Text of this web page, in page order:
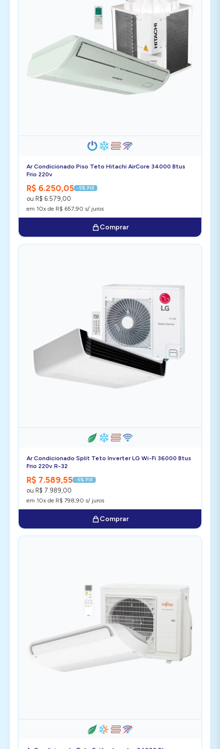
Ar Condicionado Piso Teto Hitachi AirCore 34000 Btus
Frio 220v
R$ 6.250,05 -5% PIX
ou R$ 6.579,00
em 10x de R$ 657,90 s/ juros
Comprar
Ar Condicionado Split Teto Inverter LG Wi-Fi 36000 Btus
Frio 220v R-32
R$ 7.589,55 -5% PIX
ou R$ 7.989,00
em 10x de R$ 798,90 s/ juros
Comprar